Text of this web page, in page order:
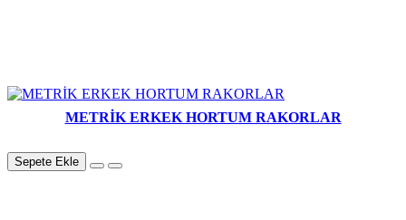
METRİK ERKEK HORTUM RAKORLAR
Sepete Ekle